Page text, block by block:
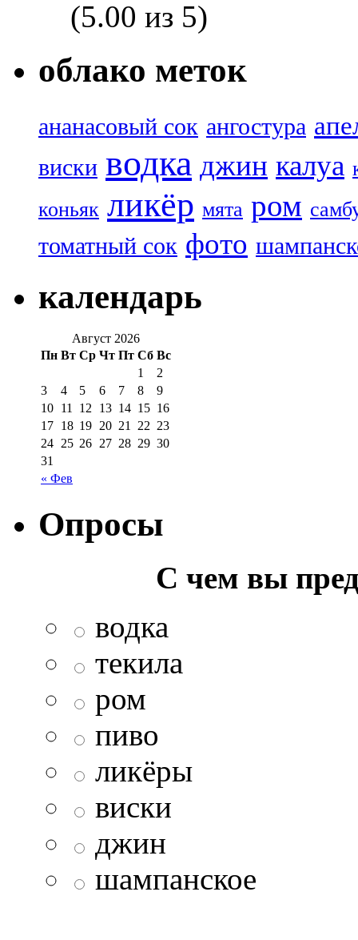
(5.00 из 5)
облако меток
ананасовый сок ангостура
виски водка джин калуа
коньяк ликёр мята ром
томатный сок фото
календарь
Август 2026
Пн Вт Ср Чт Пт Сб Вс
« Фев
1
2
3
4 5 6 7 8
9
10 11 12 13 14 15 16
17 18 19 20 21 22 23
24 25 26 27 28 29 30
31
Опросы
С чем вы
водка
текила
ром
пиво
ликёры
виски
джин
шампанское